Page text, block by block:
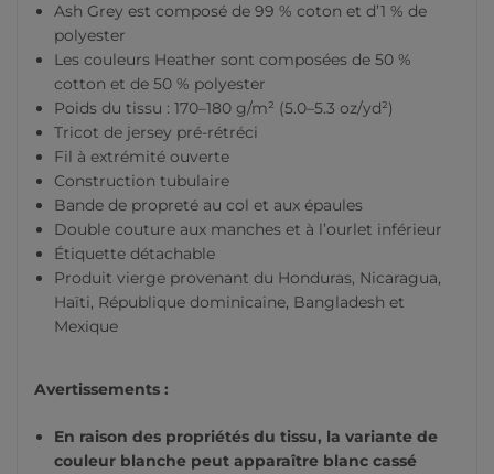
Ash Grey est composé de 99 % coton et d’1 % de
polyester
Les couleurs Heather sont composées de 50 %
cotton et de 50 % polyester
Poids du tissu : 170–180 g/m² (5.0–5.3 oz/yd²)
Tricot de jersey pré-rétréci
Fil à extrémité ouverte
Construction tubulaire
Bande de propreté au col et aux épaules
Double couture aux manches et à l’ourlet inférieur
Étiquette détachable
Produit vierge provenant du Honduras, Nicaragua,
Haïti, République dominicaine, Bangladesh et
Mexique
Avertissements :
En raison des propriétés du tissu, la variante de
couleur blanche peut apparaître blanc cassé